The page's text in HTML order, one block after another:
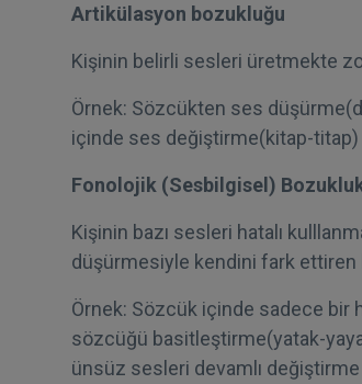
Artikülasyon bozukluğu
Kişinin belirli sesleri üretmekte
Örnek: Sözcükten ses
içinde ses değiştirme(kitap-titap)
Fonolojik (Sesbilgisel)
Kişinin bazı sesleri hatalı
düşürmesiyle kendini fark ettiren
Örnek: Sözcük içinde sadece bir
sözcüğü basitleştirme(yatak-
ünsüz sesleri devamlı değiştirme